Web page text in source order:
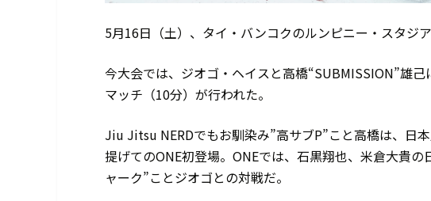
5月16日（土）、タイ・バンコクのルンピニー・スタジ
今大会では、ジオゴ・ヘイスと高橋“SUBMISSION”雄
マッチ（10分）が行われた。
Jiu Jitsu NERDでもお馴染み”高サブP”こと高橋は、日
提げてのONE初登場。ONEでは、石黒翔也、米倉大貴
ャーク”ことジオゴとの対戦だ。